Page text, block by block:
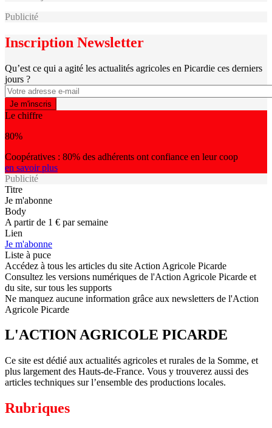
Publicité
Inscription Newsletter
Qu’est ce qui a agité les actualités agricoles en Picardie ces derniers
jours ?
Le chiffre
80%
Coopératives : 80% des adhérents ont confiance en leur coop
en savoir plus
Publicité
Titre
Je m'abonne
Body
A partir de 1 € par semaine
Lien
Je m'abonne
Liste à puce
Accédez à tous les articles du site Action Agricole Picarde
Consultez les versions numériques de l'Action Agricole Picarde et
du site, sur tous les supports
Ne manquez aucune information grâce aux newsletters de l'Action
Agricole Picarde
L'ACTION AGRICOLE PICARDE
Ce site est dédié aux actualités agricoles et rurales de la Somme, et
plus largement des Hauts-de-France. Vous y trouverez aussi des
articles techniques sur l’ensemble des productions locales.
Rubriques